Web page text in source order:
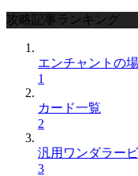
攻略記事ランキング
エンチャントの
1
カード一覧
2
汎用ワンダラー
3